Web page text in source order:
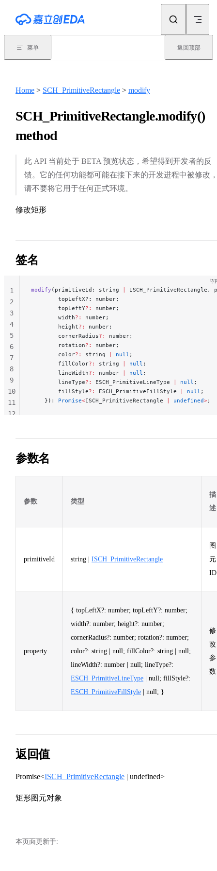
菜单 返回顶部
Home > SCH_PrimitiveRectangle > modify
SCH_PrimitiveRectangle.modify()
method
此 API 当前处于 BETA 预览状态，希望得到开发者的反
馈。它的任何功能都可能在接下来的开发进程中被修改
请不要将它用于任何正式环境。
修改矩形
签名
modify (primitiveId: string |
        topLeftX?: number;
        topLeftY
?:
number;
        width
?:
number;
        height
?:
number;
        cornerRadius
?:
number;
        rotation
?:
number;
        color
?: string | null ;
        fillColor
?: string | null ;
        lineWidth
?: number | null ;
        lineType
?: ESCH_PrimitiveLineType | null ;
        fillStyle
?: ESCH_PrimitiveFillStyle | null ;
    }):
Promise<ISCH_PrimitiveRectangle | undefined>;
1
2
3
4
5
6
7
8
9
10
11
12
参数名
参数 类型
描
述
primitiveId string | ISCH_PrimitiveRectangle
图
元
ID
property
{ topLeftX?: number; topLeftY?: number;
width?: number; height?: number;
cornerRadius?: number; rotation?: number;
color?: string | null; fillColor?: string | null;
lineWidth?: number | null; lineType?:
ESCH_PrimitiveLineType | null; fillStyle?:
ESCH_PrimitiveFillStyle | null; }
修
改
参
数
返回值
Promise<ISCH_PrimitiveRectangle | undefined>
矩形图元对象
本页面更新于: